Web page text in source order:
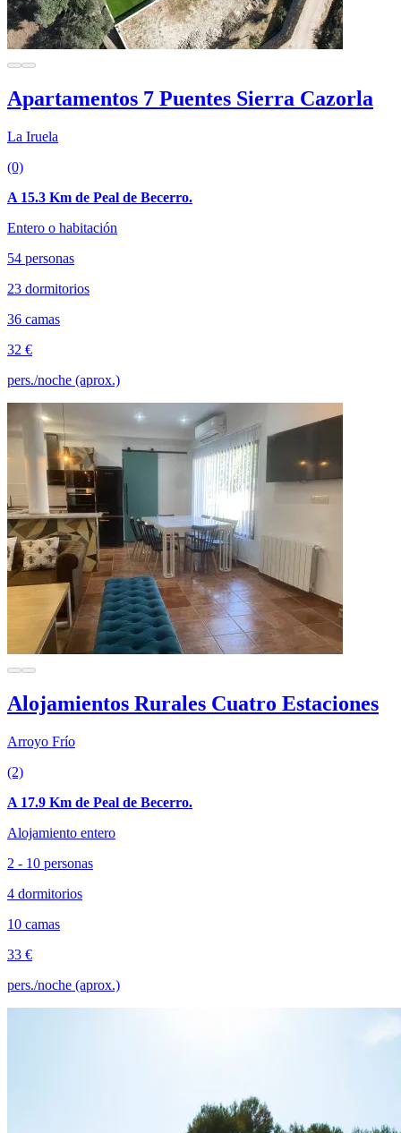
Apartamentos 7 Puentes Sierra Cazorla
La Iruela
(0)
A 15.3 Km de Peal de Becerro.
Entero o habitación
54 personas
23 dormitorios
36 camas
32 €
pers./noche (aprox.)
Alojamientos Rurales Cuatro Estaciones
Arroyo Frío
(2)
A 17.9 Km de Peal de Becerro.
Alojamiento entero
2 - 10 personas
4 dormitorios
10 camas
33 €
pers./noche (aprox.)